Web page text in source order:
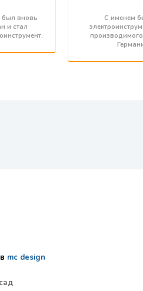
был вновь
и стал
С именем
mc design